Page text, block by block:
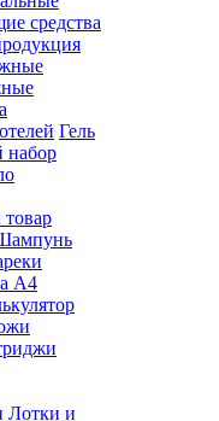
средства
Гель
набор
А4
Лотки и